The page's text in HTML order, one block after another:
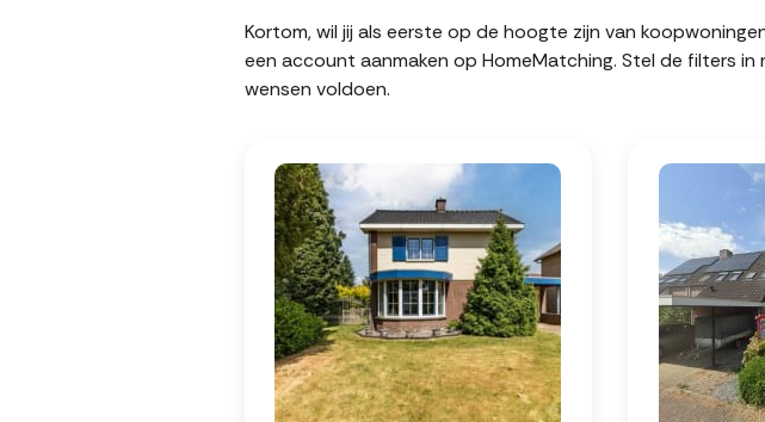
Kortom, wil jij als eerste op de hoogte zijn van
een account aanmaken op HomeMatching. Stel de filters
wensen voldoen.